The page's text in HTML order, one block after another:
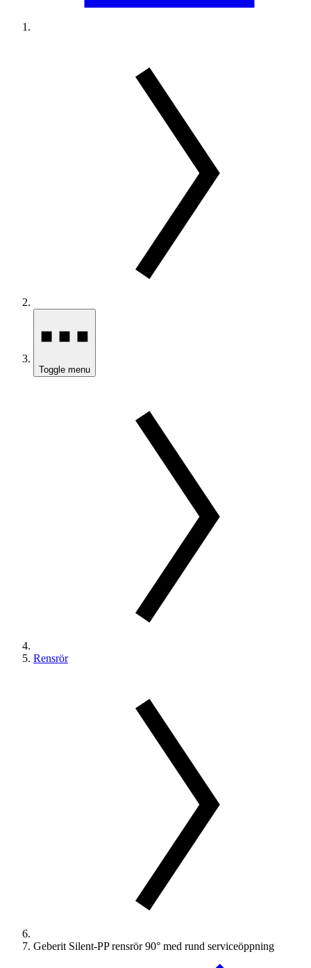
Toggle menu
Rensrör
Geberit Silent-PP rensrör 90° med rund serviceöppning